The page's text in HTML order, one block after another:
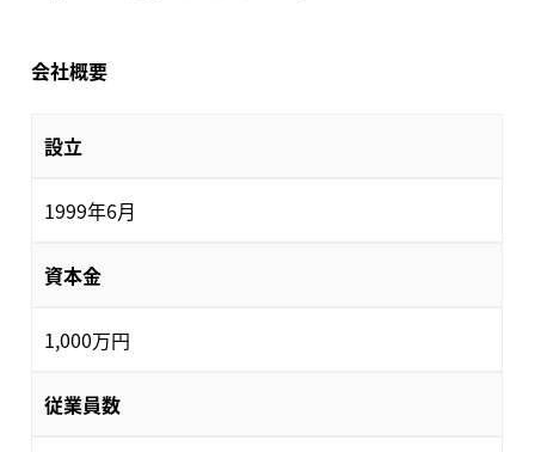
会社概要
設立
1999年6月
資本金
1,000万円
従業員数